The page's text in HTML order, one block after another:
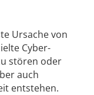
Ursache von
Cyber-
stören oder
auch
entstehen.